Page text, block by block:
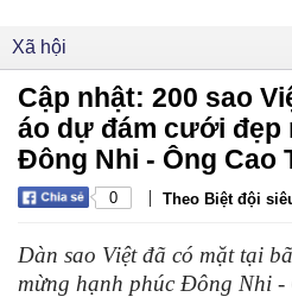
Xã hội
Cập nhật: 200 sao
áo dự đám cưới đẹp
Đông Nhi - Ông Cao
0 | Theo Biệt đội
Dàn sao Việt đã có mặt tại
mừng hạnh phúc Đông Nhi -